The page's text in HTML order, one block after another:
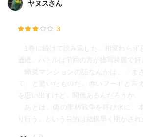
ヤヌスさん
3
1巻に続けて読み返した。相変わらず
連続。バトルは前回の方が描写綺麗で好
蝉菜マンションの話なんかは、「ま
て」と驚いたものだ。赤いフードと言
を思い出すけど、関係あるんだろうか。
あとは、偽の聖杯戦争を呼び水に、
り行う、という目的は結構早く明かされ